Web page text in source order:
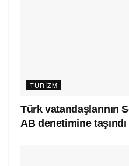
TURIZM
Türk vatandaşlarının
AB denetimine taşındı